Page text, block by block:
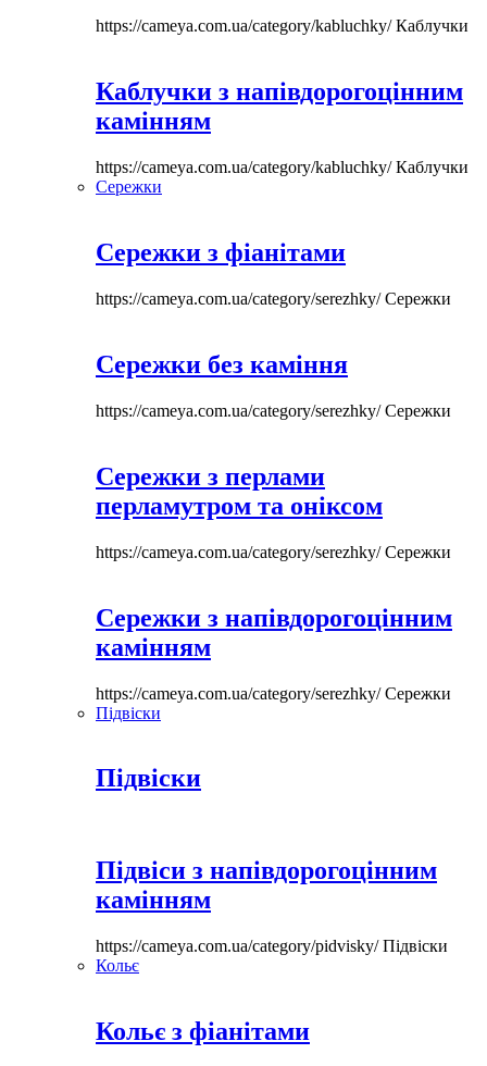
https://cameya.com.ua/category/kabluchky/Каблучки
Каблучки з напівдорогоцінним
камінням
https://cameya.com.ua/category/kabluchky/Каблучки
Сережки
Сережки з фіанітами
https://cameya.com.ua/category/serezhky/Сережки
Сережки без каміння
https://cameya.com.ua/category/serezhky/Сережки
Сережки з перлами
перламутром та оніксом
https://cameya.com.ua/category/serezhky/Сережки
Сережки з напівдорогоцінним
камінням
https://cameya.com.ua/category/serezhky/Сережки
Підвіски
Підвіски
Підвіси з напівдорогоцінним
камінням
https://cameya.com.ua/category/pidvisky/Підвіски
Кольє
Кольє з фіанітами